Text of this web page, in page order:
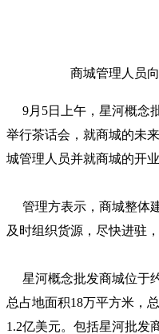
商城管理人员
9月5日上午，星河概念
举行茶话会，就商城的未
城管理人员并就商城的开
管理方表示，商城整体
及时组织货源，尽快进驻
星河概念批发商城位于
总占地面积18万平方米，
1.2亿美元。包括星河批发